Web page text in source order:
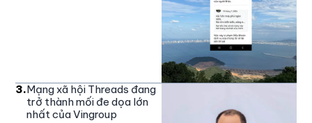
3.Mạng xã hội Threads đang
trở thành mối đe dọa lớn
nhất của Vingroup